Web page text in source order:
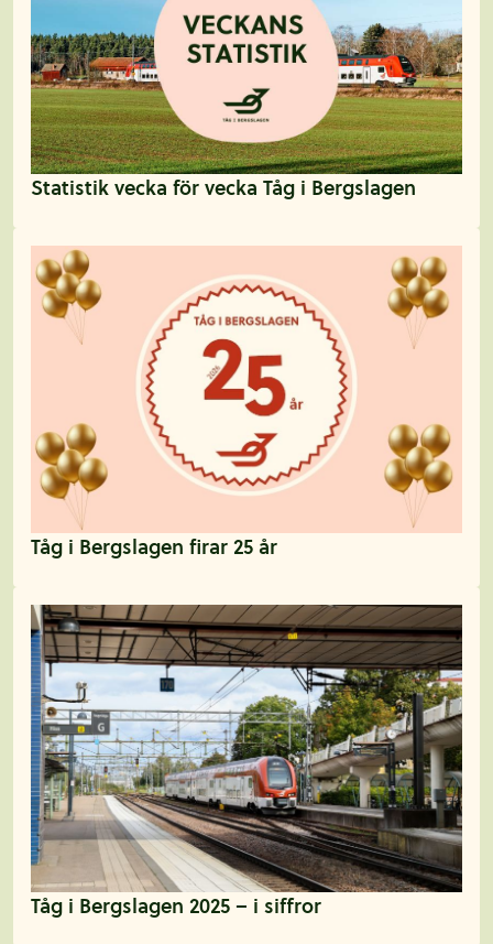
Statistik vecka för vecka Tåg i Bergslagen
Tåg i Bergslagen firar 25 år
Tåg i Bergslagen 2025 – i siffror